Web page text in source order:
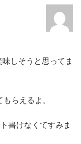
しそうと思ってま
らえるよ。
書けなくてすみま